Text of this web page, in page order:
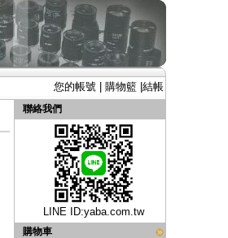
您的帳號| 購物籃| 結帳
聯絡我們
LINE ID:yaba.com.tw
購物車